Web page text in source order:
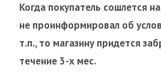
Когда покупатель сошлется
не проинформировал об
т.п., то магазину придется
течение 3-х мес.